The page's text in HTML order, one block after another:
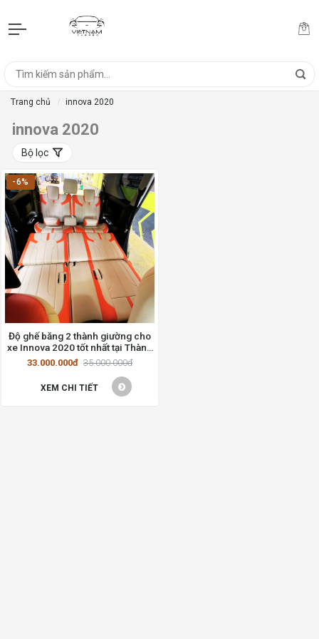
Trang chủ innova 2020
innova 2020
Bộ lọc
-6%
Độ ghế băng 2 thành giường cho
xe Innova 2020 tốt nhất tại Thành
Phố Hồ Chí Minh
33.000.000đ 35.000.000đ
XEM CHI TIẾT